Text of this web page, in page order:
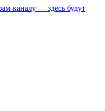
каналу — здесь будут